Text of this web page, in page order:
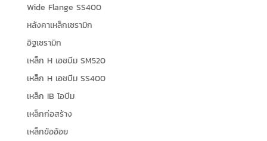
Wide Flange SS400
หลังคาเหล็กเซรามิก
อิฐเซรามิก
เหล็ก H เอชบีม SM520
เหล็ก H เอชบีม SS400
เหล็ก IB ไอบีม
เหล็กก่อสร้าง
เหล็กข้ออ้อย